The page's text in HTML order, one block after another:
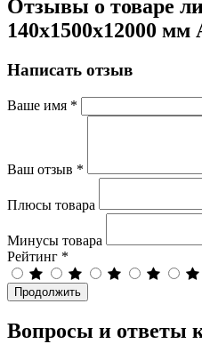
Отзывы о товаре
140х1500х12000 мм
Написать отзыв
Ваше имя *
Ваш отзыв *
Плюсы товара
Минусы товара
Рейтинг *
Продолжить
Вопросы и ответы